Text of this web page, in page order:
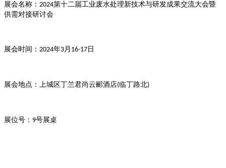
展会名称： 2024第十二届工业废水处理新技术与研发成果交流大会暨
供需对接研讨会
展会时间： 2024年3月 16-17 日
展会地点：上城区丁兰君尚云郦酒店(临丁路北)
展位号： 9号展桌